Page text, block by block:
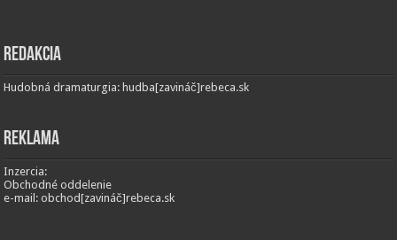
Redakcia
Hudobná dramaturgia: hudba[zavináč]rebeca.sk
Reklama
Inzercia:
Obchodné oddelenie
e-mail: obchod[zavináč]rebeca.sk